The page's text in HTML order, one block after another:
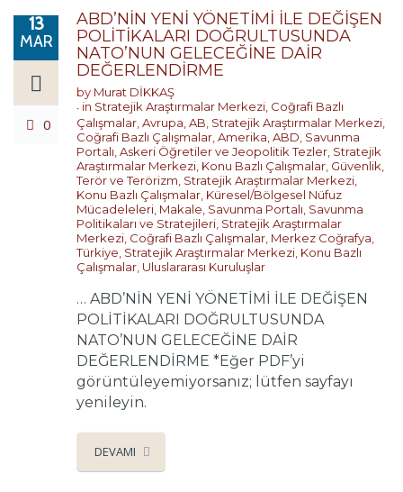
13
MAR
0
ABD’NİN YENİ YÖNETİMİ İLE DEĞİŞEN
POLİTİKALARI DOĞRULTUSUNDA
NATO’NUN GELECEĞİNE DAİR
DEĞERLENDİRME
by Murat DİKKAŞ
in Stratejik Araştırmalar Merkezi Coğrafi Bazlı
Çalışmalar Avrupa AB Stratejik Araştırmalar Merkezi
Coğrafi Bazlı Çalışmalar Amerika ABD Savunma
Portalı Askeri Öğretiler ve Jeopolitik Tezler Stratejik
Araştırmalar Merkezi Konu Bazlı Çalışmalar Güvenlik,
Terör ve Terörizm Stratejik Araştırmalar Merkezi
Konu Bazlı Çalışmalar Küresel/Bölgesel Nüfuz
Mücadeleleri Makale Savunma Portalı Savunma
Politikaları ve Stratejileri Stratejik Araştırmalar
Merkezi Coğrafi Bazlı Çalışmalar Merkez Coğrafya
Türkiye Stratejik Araştırmalar Merkezi Konu Bazlı
Çalışmalar Uluslararası Kuruluşlar
… ABD’NİN YENİ YÖNETİMİ İLE DEĞİŞEN
POLİTİKALARI DOĞRULTUSUNDA
NATO’NUN GELECEĞİNE DAİR
DEĞERLENDİRME *Eğer PDF’yi
görüntüleyemiyorsanız; lütfen sayfayı
yenileyin.
DEVAMI